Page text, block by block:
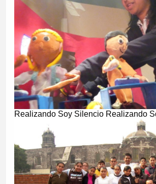
Realizando Soy Silencio Realizando